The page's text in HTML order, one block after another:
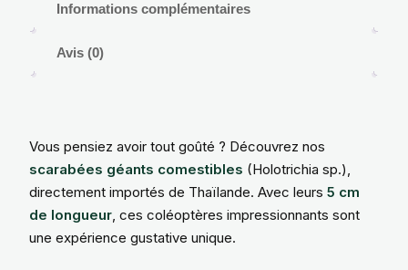
Informations complémentaires
Avis (0)
Vous pensiez avoir tout goûté ? Découvrez nos
scarabées géants comestibles (Holotrichia sp.),
directement importés de Thaïlande. Avec leurs 5 cm
de longueur, ces coléoptères impressionnants sont
une expérience gustative unique.